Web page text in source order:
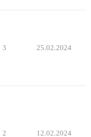
3 25.02.2024
2 12.02.2024